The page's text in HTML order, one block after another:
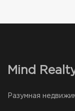
Mind
Разумная